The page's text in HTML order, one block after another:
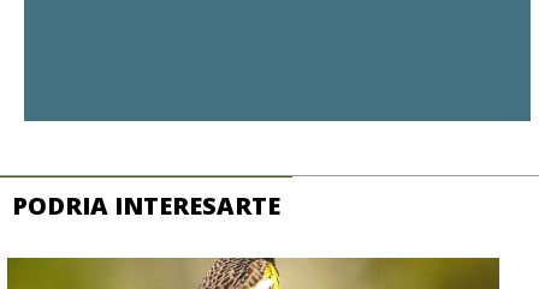
PODRIA INTERESARTE